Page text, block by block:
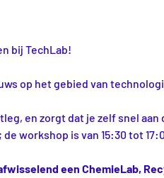
bij TechLab!
op het gebied van
en zorgt dat je zelf snel aan
workshop is van 15:30 tot
een ChemieLab,